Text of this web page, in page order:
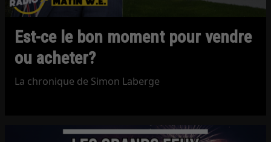
Est-ce le bon moment pour vendre
ou acheter?
La chronique de Simon Laberge